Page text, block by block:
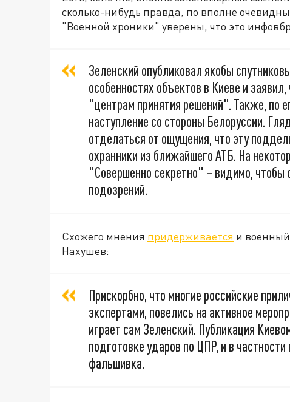
сколько-нибудь правда, по вполне
"Военной хроники" уверены, что это
Зеленский опубликовал якобы
особенностях объектов в Киеве и
"центрам принятия решений". Также, по
наступление со стороны Белоруссии.
отделаться от ощущения, что эту
охранники из ближайшего АТБ. На
"Совершенно секретно" – видимо, чтобы
подозрений.
Схожего мнения придерживается и военный
Нахушев:
Прискорбно, что многие российские
экспертами, повелись на активное
играет сам Зеленский. Публикация
подготовке ударов по ЦПР, и в
фальшивка.